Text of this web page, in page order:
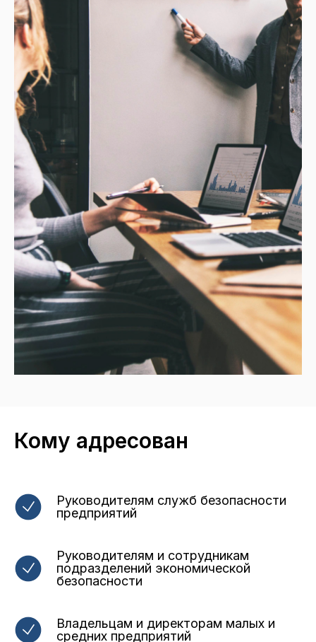
Кому адресован
Руководителям служб безопасности
предприятий
Руководителям и сотрудникам
подразделений экономической
безопасности
Владельцам и директорам малых и
средних предприятий